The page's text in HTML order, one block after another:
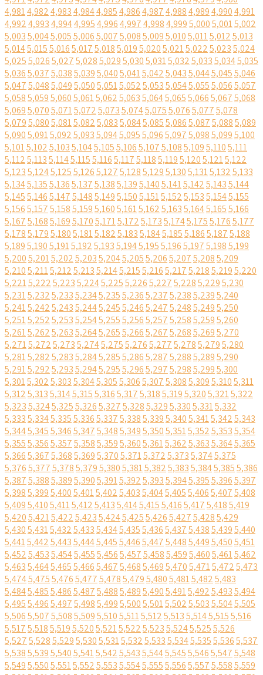
4,9814,9824,9834,9844,9854,9864,9874,9884,9894,9904,991
4,9924,9934,9944,9954,9964,9974,9984,9995,0005,0015,002
5,0035,0045,0055,0065,0075,0085,0095,0105,0115,0125,013
5,0145,0155,0165,0175,0185,0195,0205,0215,0225,0235,024
5,0255,0265,0275,0285,0295,0305,0315,0325,0335,0345,035
5,0365,0375,0385,0395,0405,0415,0425,0435,0445,0455,046
5,0475,0485,0495,0505,0515,0525,0535,0545,0555,0565,057
5,0585,0595,0605,0615,0625,0635,0645,0655,0665,0675,068
5,0695,0705,0715,0725,0735,0745,0755,0765,0775,078
5,0795,0805,0815,0825,0835,0845,0855,0865,0875,0885,089
5,0905,0915,0925,0935,0945,0955,0965,0975,0985,0995,100
5,1015,1025,1035,1045,1055,1065,1075,1085,1095,1105,111
5,1125,1135,1145,1155,1165,1175,1185,1195,1205,1215,122
5,1235,1245,1255,1265,1275,1285,1295,1305,1315,1325,133
5,1345,1355,1365,1375,1385,1395,1405,1415,1425,1435,144
5,1455,1465,1475,1485,1495,1505,1515,1525,1535,1545,155
5,1565,1575,1585,1595,1605,1615,1625,1635,1645,1655,166
5,1675,1685,1695,1705,1715,1725,1735,1745,1755,1765,177
5,1785,1795,1805,1815,1825,1835,1845,1855,1865,1875,188
5,1895,1905,1915,1925,1935,1945,1955,1965,1975,1985,199
5,2005,2015,2025,2035,2045,2055,2065,2075,2085,209
5,2105,2115,2125,2135,2145,2155,2165,2175,2185,2195,220
5,2215,2225,2235,2245,2255,2265,2275,2285,2295,230
5,2315,2325,2335,2345,2355,2365,2375,2385,2395,240
5,2415,2425,2435,2445,2455,2465,2475,2485,2495,250
5,2515,2525,2535,2545,2555,2565,2575,2585,2595,260
5,2615,2625,2635,2645,2655,2665,2675,2685,2695,270
5,2715,2725,2735,2745,2755,2765,2775,2785,2795,280
5,2815,2825,2835,2845,2855,2865,2875,2885,2895,290
5,2915,2925,2935,2945,2955,2965,2975,2985,2995,300
5,3015,3025,3035,3045,3055,3065,3075,3085,3095,3105,311
5,3125,3135,3145,3155,3165,3175,3185,3195,3205,3215,322
5,3235,3245,3255,3265,3275,3285,3295,3305,3315,332
5,3335,3345,3355,3365,3375,3385,3395,3405,3415,3425,343
5,3445,3455,3465,3475,3485,3495,3505,3515,3525,3535,354
5,3555,3565,3575,3585,3595,3605,3615,3625,3635,3645,365
5,3665,3675,3685,3695,3705,3715,3725,3735,3745,375
5,3765,3775,3785,3795,3805,3815,3825,3835,3845,3855,386
5,3875,3885,3895,3905,3915,3925,3935,3945,3955,3965,397
5,3985,3995,4005,4015,4025,4035,4045,4055,4065,4075,408
5,4095,4105,4115,4125,4135,4145,4155,4165,4175,4185,419
5,4205,4215,4225,4235,4245,4255,4265,4275,4285,429
5,4305,4315,4325,4335,4345,4355,4365,4375,4385,4395,440
5,4415,4425,4435,4445,4455,4465,4475,4485,4495,4505,451
5,4525,4535,4545,4555,4565,4575,4585,4595,4605,4615,462
5,4635,4645,4655,4665,4675,4685,4695,4705,4715,4725,473
5,4745,4755,4765,4775,4785,4795,4805,4815,4825,483
5,4845,4855,4865,4875,4885,4895,4905,4915,4925,4935,494
5,4955,4965,4975,4985,4995,5005,5015,5025,5035,5045,505
5,5065,5075,5085,5095,5105,5115,5125,5135,5145,5155,516
5,5175,5185,5195,5205,5215,5225,5235,5245,5255,526
5,5275,5285,5295,5305,5315,5325,5335,5345,5355,5365,537
5,5385,5395,5405,5415,5425,5435,5445,5455,5465,5475,548
5,5495,5505,5515,5525,5535,5545,5555,5565,5575,5585,559